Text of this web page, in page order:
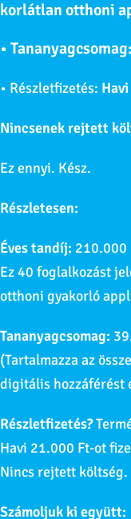
korlátlan otthoni
• Tananyagcsomag:
• Részletfizetés:
Nincsenek rejtett
Ez ennyi. Kész.
Részletesen:
Éves tandíj: 210.000
Ez 40 foglalkozást
otthoni gyakorló
Tananyagcsomag:
(Tartalmazza az
digitális hozzáférést
Részletfizetés?
Havi 21.000 Ft-ot
Nincs rejtett költség.
Számoljuk ki együtt: